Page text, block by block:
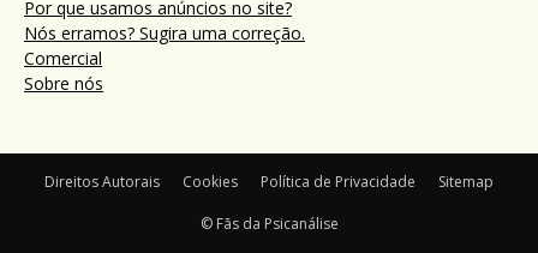
Por que usamos anúncios no site?
Nós erramos? Sugira uma correção.
Comercial
Sobre nós
Direitos Autorais Cookies Política de Privacidade Sitemap
© Fãs da Psicanálise